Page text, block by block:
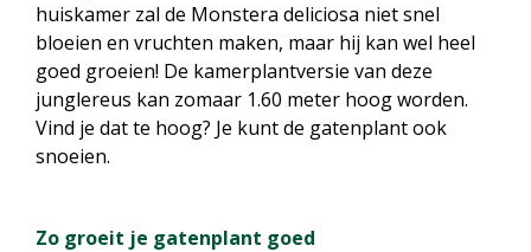
huiskamer zal de Monstera deliciosa niet snel
bloeien en vruchten maken, maar hij kan wel heel
goed groeien! De kamerplantversie van deze
junglereus kan zomaar 1.60 meter hoog worden.
Vind je dat te hoog? Je kunt de gatenplant ook
snoeien.
Zo groeit je gatenplant goed